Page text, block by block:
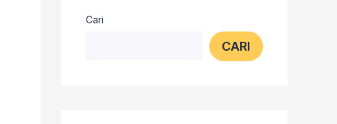
Cari
CARI